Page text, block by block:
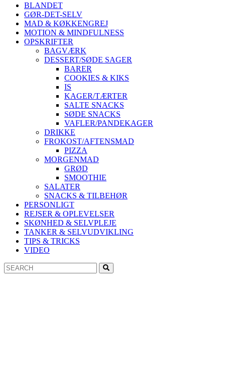
BLANDET
GØR-DET-SELV
MAD & KØKKENGREJ
MOTION & MINDFULNESS
OPSKRIFTER
BAGVÆRK
DESSERT/SØDE SAGER
BARER
COOKIES & KIKS
IS
KAGER/TÆRTER
SALTE SNACKS
SØDE SNACKS
VAFLER/PANDEKAGER
DRIKKE
FROKOST/AFTENSMAD
PIZZA
MORGENMAD
GRØD
SMOOTHIE
SALATER
SNACKS & TILBEHØR
PERSONLIGT
REJSER & OPLEVELSER
SKØNHED & SELVPLEJE
TANKER & SELVUDVIKLING
TIPS & TRICKS
VIDEO
Search
for: